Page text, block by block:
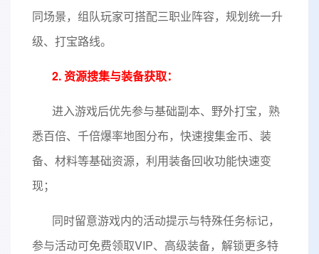
同场景，组队玩家可搭配三职业阵容，规划统一升
级、打宝路线。
2. 资源搜集与装备获取：
进入游戏后优先参与基础副本、野外打宝，熟
悉百倍、千倍爆率地图分布，快速搜集金币、装
备、材料等基础资源，利用装备回收功能快速变
现；
同时留意游戏内的活动提示与特殊任务标记，
参与活动可免费领取VIP、高级装备，解锁更多特